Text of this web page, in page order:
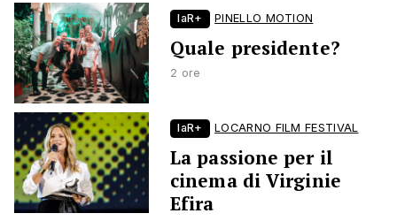
laR+ PINELLO MOTION
Quale presidente?
2 ore
laR+ LOCARNO FILM FESTIVAL
La passione per il
cinema di Virginie
Efira